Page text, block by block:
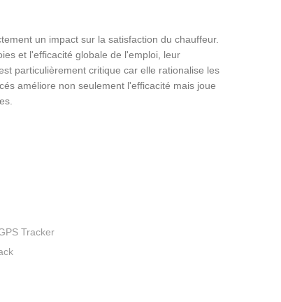
un impact sur la satisfaction du chauffeur.
et l'efficacité globale de l'emploi, leur
particulièrement critique car elle rationalise les
améliore non seulement l'efficacité mais joue
Tracker